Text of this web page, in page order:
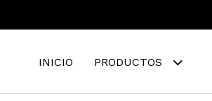
INICIO PRODUCTOS